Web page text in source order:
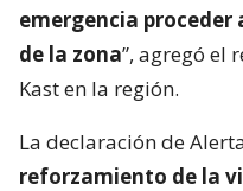
emergencia
de la zona”, agregó el
Kast en la región.
La declaración de
reforzamiento de la